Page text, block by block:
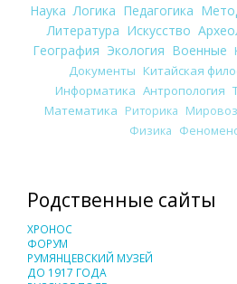
Наука Логика Педагогика
Литература Искусство
География Экология Военные
Документы Китайская
Информатика Антропология
Математика Риторика
Физика
Родственные сайты
ХРОНОС
ФОРУМ
РУМЯНЦЕВСКИЙ МУЗЕЙ
ДО 1917 ГОДА